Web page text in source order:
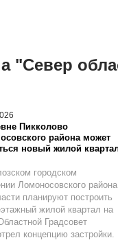
Пикколово
района может
новый жилой
городском
Ломоносовского района
планируют построить
жилой квартал на
Градсовет
концепцию застройки.